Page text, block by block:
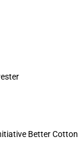
Better Cotton